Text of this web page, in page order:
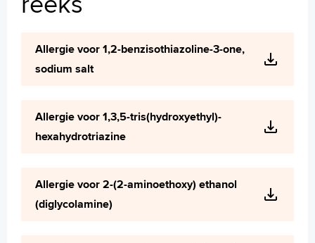
Voorleesfunctie
English
Français
Türkçe
Arabisch
Allergie voor 1,2-benzisothiazoline-3-one,
sodium salt
Allergie voor 1,3,5-tris(hydroxyethyl)-
hexahydrotriazine
Allergie voor 2-(2-aminoethoxy) ethanol
(diglycolamine)